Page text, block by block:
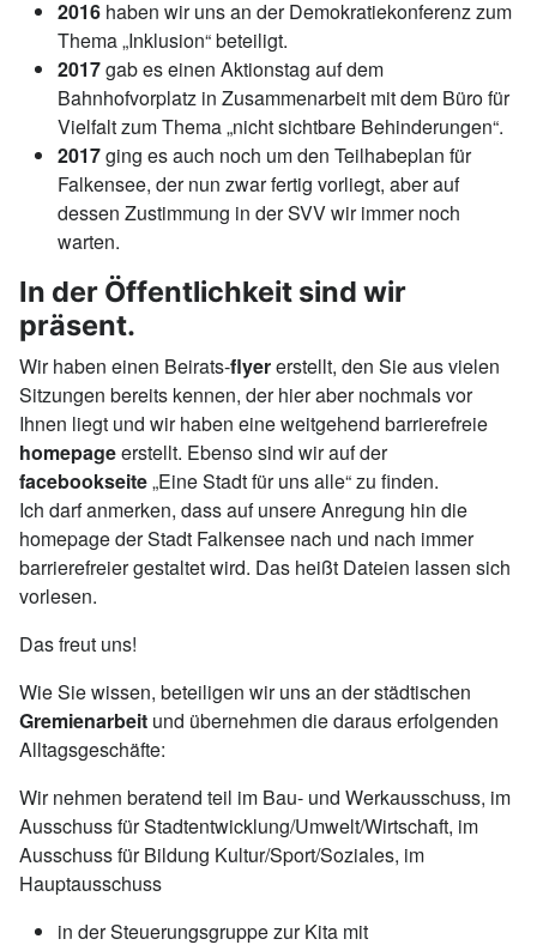
2016 haben wir uns an der Demokratiekonferenz zum
Thema „Inklusion“ beteiligt.
2017gab es einen Aktionstag auf dem
Bahnhofvorplatz in Zusammenarbeit mit dem Büro für
Vielfalt zum Thema „nicht sichtbare Behinderungen“.
2017ging es auch noch um den Teilhabeplan für
Falkensee, der nun zwar fertig vorliegt, aber auf
dessen Zustimmung in der SVV wir immer noch
warten.
In der Öffentlichkeit sind wir
präsent.
Wir haben einen Beirats-flyererstellt, den Sie aus vielen
Sitzungen bereits kennen, der hier aber nochmals vor
Ihnen liegt und wir haben eine weitgehend barrierefreie
homepageerstellt. Ebenso sind wir auf der
facebookseite„Eine Stadt für uns alle“ zu finden.
Ich darf anmerken, dass auf unsere Anregung hin die
homepage der Stadt Falkensee nach und nach immer
barrierefreier gestaltet wird. Das heißt Dateien lassen sich
vorlesen.
Das freut uns!
Wie Sie wissen, beteiligen wir uns an der städtischen
Gremienarbeit und übernehmen die daraus erfolgenden
Alltagsgeschäfte:
Wir nehmen beratend teil im Bau- und Werkausschuss, im
Ausschuss für Stadtentwicklung/Umwelt/Wirtschaft, im
Ausschuss für Bildung Kultur/Sport/Soziales, im
Hauptausschuss
in der Steuerungsgruppe zur Kita mit